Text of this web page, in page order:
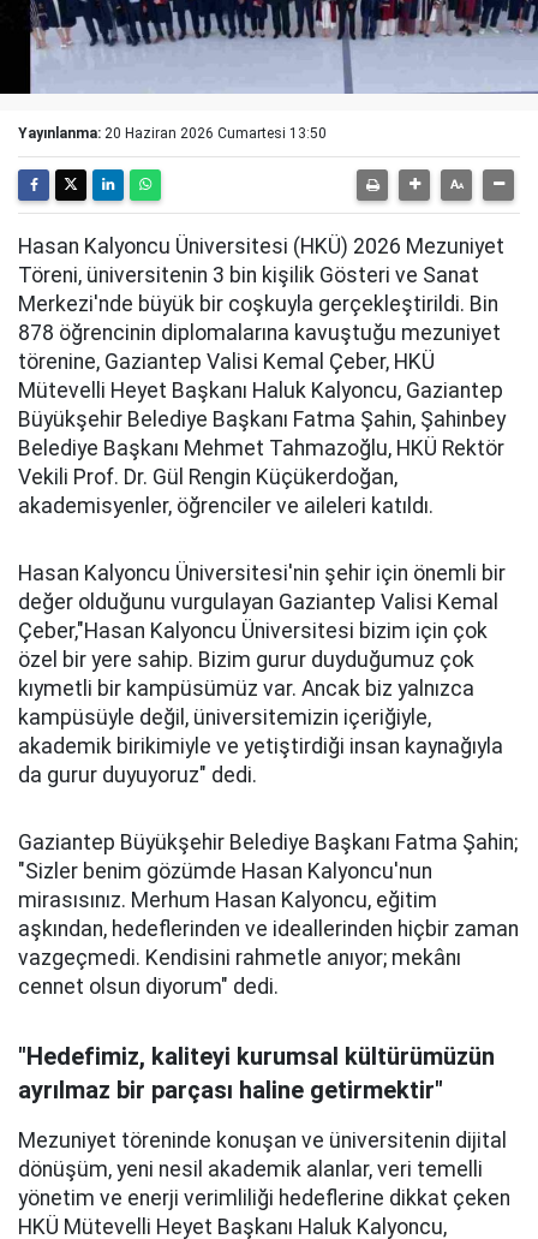
Yayınlanma: 20 Haziran 2026 Cumartesi 13:50
Hasan Kalyoncu Üniversitesi (HKÜ) 2026 Mezuniyet
Töreni, üniversitenin 3 bin kişilik Gösteri ve Sanat
Merkezi'nde büyük bir coşkuyla gerçekleştirildi. Bin
878 öğrencinin diplomalarına kavuştuğu mezuniyet
törenine, Gaziantep Valisi Kemal Çeber, HKÜ
Mütevelli Heyet Başkanı Haluk Kalyoncu, Gaziantep
Büyükşehir Belediye Başkanı Fatma Şahin, Şahinbey
Belediye Başkanı Mehmet Tahmazoğlu, HKÜ Rektör
Vekili Prof. Dr. Gül Rengin Küçükerdoğan,
akademisyenler, öğrenciler ve aileleri katıldı.
Hasan Kalyoncu Üniversitesi'nin şehir için önemli bir
değer olduğunu vurgulayan Gaziantep Valisi Kemal
Çeber,"Hasan Kalyoncu Üniversitesi bizim için çok
özel bir yere sahip. Bizim gurur duyduğumuz çok
kıymetli bir kampüsümüz var. Ancak biz yalnızca
kampüsüyle değil, üniversitemizin içeriğiyle,
akademik birikimiyle ve yetiştirdiği insan kaynağıyla
da gurur duyuyoruz" dedi.
Gaziantep Büyükşehir Belediye Başkanı Fatma Şahin;
"Sizler benim gözümde Hasan Kalyoncu'nun
mirasısınız. Merhum Hasan Kalyoncu, eğitim
aşkından, hedeflerinden ve ideallerinden hiçbir zaman
vazgeçmedi. Kendisini rahmetle anıyor; mekânı
cennet olsun diyorum" dedi.
"Hedefimiz, kaliteyi kurumsal kültürümüzün
ayrılmaz bir parçası haline getirmektir"
Mezuniyet töreninde konuşan ve üniversitenin dijital
dönüşüm, yeni nesil akademik alanlar, veri temelli
yönetim ve enerji verimliliği hedeflerine dikkat çeken
HKÜ Mütevelli Heyet Başkanı Haluk Kalyoncu,